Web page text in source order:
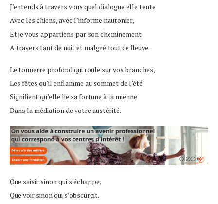
J’entends à travers vous quel dialogue elle tente
Avec les chiens, avec l’informe nautonier,
Et je vous appartiens par son cheminement
A travers tant de nuit et malgré tout ce fleuve.
Le tonnerre profond qui roule sur vos branches,
Les fêtes qu’il enflamme au sommet de l’été
Signifient qu’elle lie sa fortune à la mienne
Dans la médiation de votre austérité.
Que saisir sinon qui s’échappe,
Que voir sinon qui s’obscurcit.